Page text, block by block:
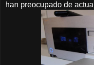
han preocupado de